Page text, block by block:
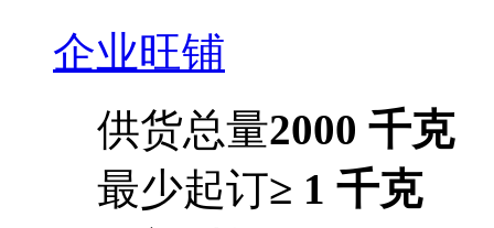
企业旺铺
供货总量2000 千克
最少起订≥ 1 千克